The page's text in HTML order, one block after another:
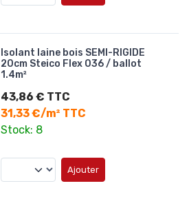
Isolant laine bois SEMI-RIGIDE
20cm Steico Flex 036 / ballot
1.4m²
43,86 € TTC
31,33 €/m² TTC
Stock: 8
Ajouter